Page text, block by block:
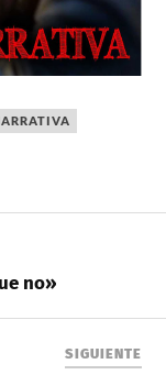
no»
SIGUIENTE